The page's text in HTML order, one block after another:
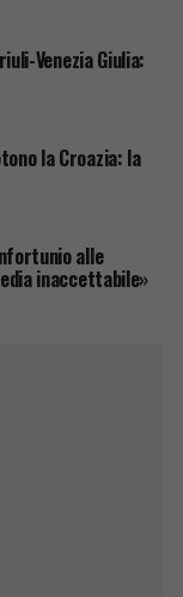
Venezia Giulia:
la Croazia: la
alle
inaccettabile»